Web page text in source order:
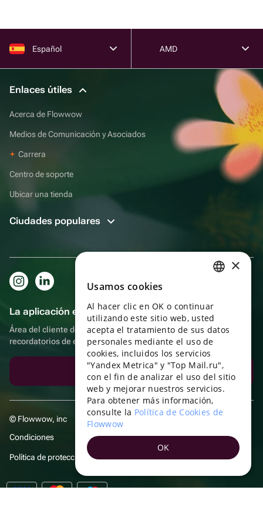
Español AMD
Enlaces útiles
Acerca de Flowwow
Medios de Comunicación y Asociados
Carrera
Centro de soporte
Ubicar una tienda
Ciudades populares
La aplicación es aún más práctica.
Área del cliente del destinatario, más bonos por compras y
recordatorios de eventos
Descargar la aplicación
© Flowwow, inc
Condiciones
Política de protección y privacidad de datos
ENGLISH
UKRAINIAN
PORTUGUESE
SPANISH
HUNGARIAN
ITALIAN
POLISH
×
Usamos cookies
Al hacer clic en OK o continuar
utilizando este sitio web, usted
acepta el tratamiento de sus datos
personales mediante el uso de
cookies, incluidos los servicios
"Yandex Metrica" y "Top Mail.ru",
con el fin de analizar el uso del sitio
web y mejorar nuestros servicios.
Para obtener más información,
consulte la Política de Cookies de
Flowwow
OK